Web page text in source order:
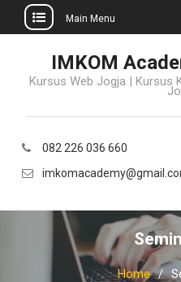
content
Main Menu
IMKOM
Kursus Web Jogja | Kursus
082 226 036 660
Home